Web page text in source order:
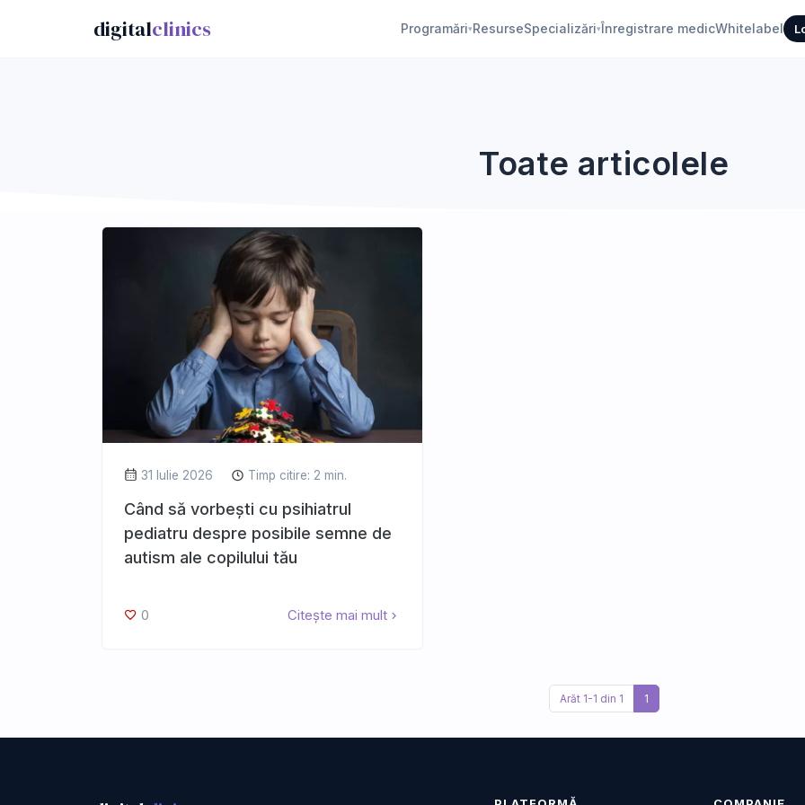
digitalclinics Programări▾ResurseSpecializări▾Înregistrare medicWhitelabel
Toate articolele
31 Iulie 2026 Timp citire: 2 min.
Când să vorbești cu psihiatrul
pediatru despre posibile semne de
autism ale copilului tău
0 Citește mai mult
Arăt 1-1 din 1 1